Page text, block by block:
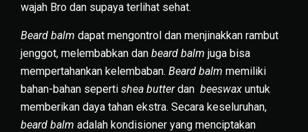
wajah Bro dan supaya terlihat sehat.
Beard balm dapat mengontrol dan menjinakkan rambut
jenggot, melembabkan dan beard balm juga bisa
mempertahankan kelembaban. Beard balm memiliki
bahan-bahan seperti shea butterdan beeswax untuk
memberikan daya tahan ekstra. Secara keseluruhan,
beard balm adalah kondisioner yang menciptakan